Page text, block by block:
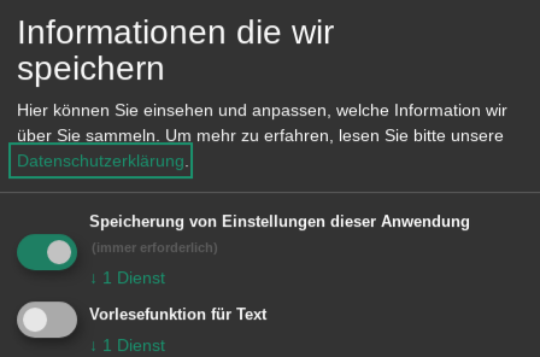
der kulturellen Vielfalt unserer Stadt.
Ich danke für ihre Bereitschaft, in
diesem Ausschuss mitzuarbeiten und
durch ihre Persönlichkeit und ihren
Sachverstand zur besseren Integration
vieler Mitbürgerinnen und Mitbürger
beizutragen“, so Oberbürgermeister
Brütting vor den versammelten
Integrationsausschussmitgliedern.
Informationen die wir
speichern
Hier können Sie einsehen und anpassen, welche Information wir
über Sie sammeln. Um mehr zu erfahren, lesen Sie bitte unsere
Datenschutzerklärung.
Speicherung von Einstellungen dieser Anwendung
(immer erforderlich)
↓ 1 Dienst
Vorlesefunktion für Text
↓ 1 Dienst